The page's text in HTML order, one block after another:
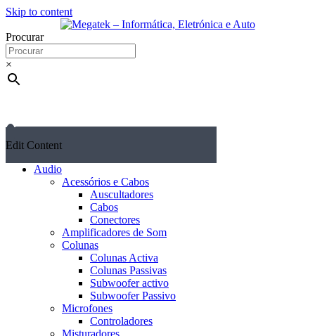
Skip to content
Procurar
×
Edit Content
Audio
Acessórios e Cabos
Auscultadores
Cabos
Conectores
Amplificadores de Som
Colunas
Colunas Activa
Colunas Passivas
Subwoofer activo
Subwoofer Passivo
Microfones
Controladores
Misturadores